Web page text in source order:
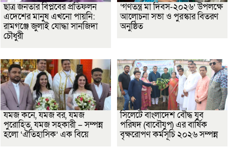
ছাত্র জনতার বিপ্লবের প্রতিফলন
এদেশের মানুষ এখনো পায়নি:
রামগঞ্জে জুলাই যোদ্ধা সানজিদা
চৌধুরী
‘গণতন্ত্র মা দিবস-২০২৬’ উপলক্ষে
আলোচনা সভা ও পুরস্কার বিতরণ
অনুষ্ঠিত
যমজ কনে, যমজ বর, যমজ
পুরোহিত, যমজ সহকারী – সম্পন্ন
হলো ‘ঐতিহাসিক’ এক বিয়ে
সিলেটে বাংলাদেশ বৌদ্ধ যুব
পরিষদ (বাবৌযুপ) এর বার্ষিক
বৃক্ষরোপণ কর্মসূচি ২০২৬ সম্পন্ন